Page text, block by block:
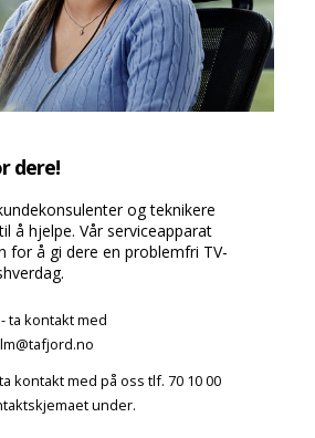
dere!
og teknikere
å hjelpe. Vår serviceapparat
for å gi dere en problemfri TV-
ta kontakt med
kontakt med på oss tlf. 70 10 00
under.